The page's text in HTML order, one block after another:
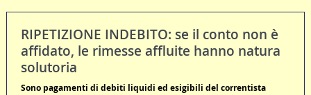
RIPETIZIONE INDEBITO: se il conto non è
affidato, le rimesse affluite hanno natura
solutoria
Sono pagamenti di debiti liquidi ed esigibili del correntista